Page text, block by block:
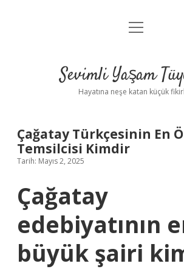
Anasayfa
Yasal Uyarı
menüyü
Sevimli Yaşam
Hayatına neşe katan küçük
Çağatay Türkçesinin En
Temsilcisi Kimdir
Tarih: Mayıs 2, 2025
Çağatay
edebiyatının
büyük şairi